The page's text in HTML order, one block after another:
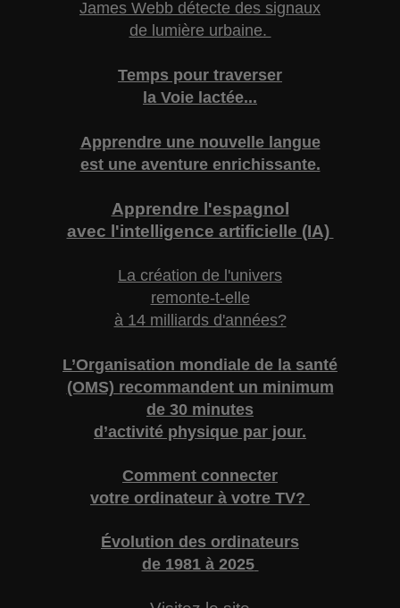
James Webb détecte des signaux
de lumière urbaine.
Temps pour traverser
la Voie lactée...
Apprendre une nouvelle langue
est une aventure enrichissante.
Apprendre l'espagnol
avec l'intelligence artificielle (IA)
La création de l'univers
remonte-t-elle
à 14 milliards d'années?
L’Organisation mondiale de la santé
(OMS) recommandent un minimum
de 30 minutes
d’activité physique par jour.
Comment connecter
votre ordinateur à votre TV?
Évolution des ordinateurs
de 1981 à 2025